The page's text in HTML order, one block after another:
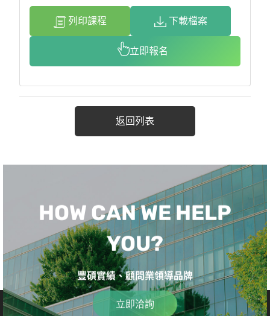
列印課程 下載檔案
立即報名
返回列表
HOW CAN WE HELP
YOU?
豐碩實績、顧問業領導品牌
立即洽詢